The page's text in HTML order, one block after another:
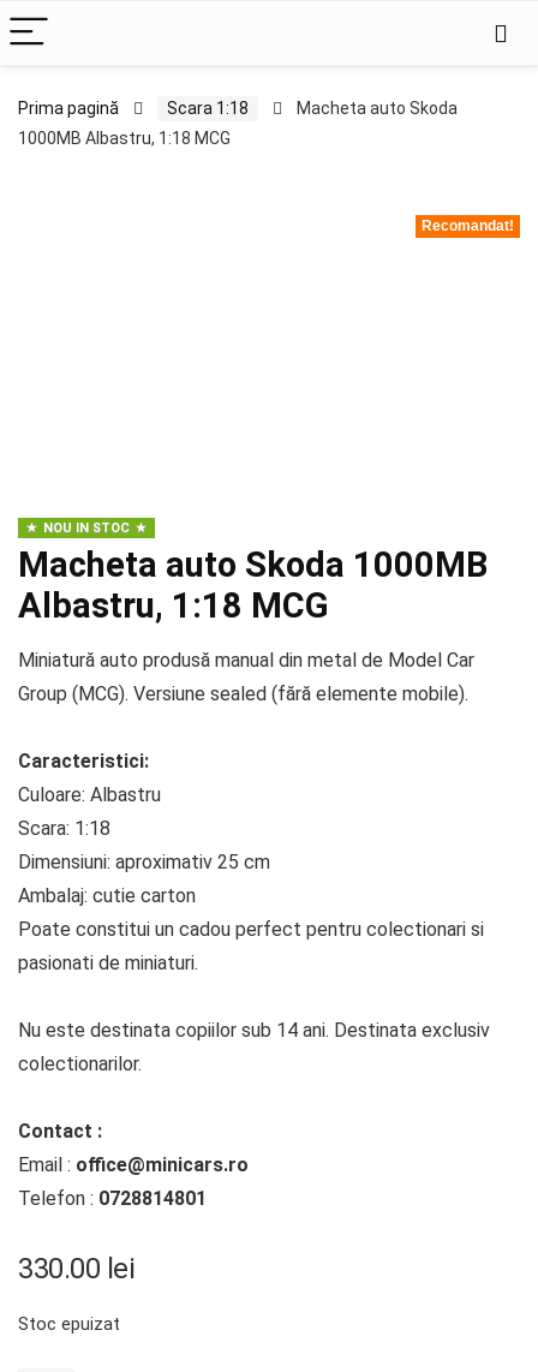
Prima pagină Scara 1:18
Macheta auto Skoda
1000MB Albastru, 1:18 MCG
Recomandat!
NOU IN STOC
Macheta auto Skoda 1000MB
Albastru, 1:18 MCG
Miniatură auto produsă manual din metal de Model Car
Group (MCG). Versiune sealed (fără elemente mobile).
Caracteristici:
Culoare: Albastru
Scara: 1:18
Dimensiuni: aproximativ 25 cm
Ambalaj: cutie carton
Poate constitui un cadou perfect pentru colectionari si
pasionati de miniaturi.
Nu este destinata copiilor sub 14 ani. Destinata exclusiv
colectionarilor.
Contact :
Email : office@minicars.ro
Telefon : 0728814801
330.00 lei
Stoc epuizat